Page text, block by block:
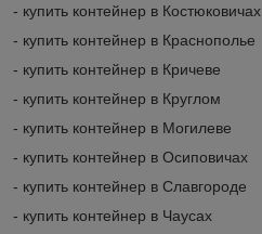
- купить контейнер в Костюковичах
- купить контейнер в Краснополье
- купить контейнер в Кричеве
- купить контейнер в Круглом
- купить контейнер в Могилеве
- купить контейнер в Осиповичах
- купить контейнер в Славгороде
- купить контейнер в Чаусах